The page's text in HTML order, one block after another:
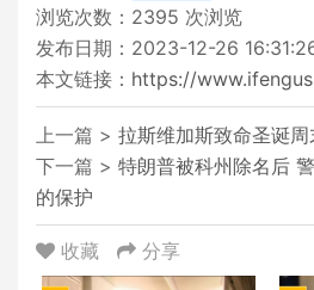
浏览次数： 2395 次浏览
发布日期：2023-12-26
本文链接： https://
上一篇 > 拉斯维加斯致命圣诞
下一篇 > 特朗普被科州除名后
的保护
收藏 分享